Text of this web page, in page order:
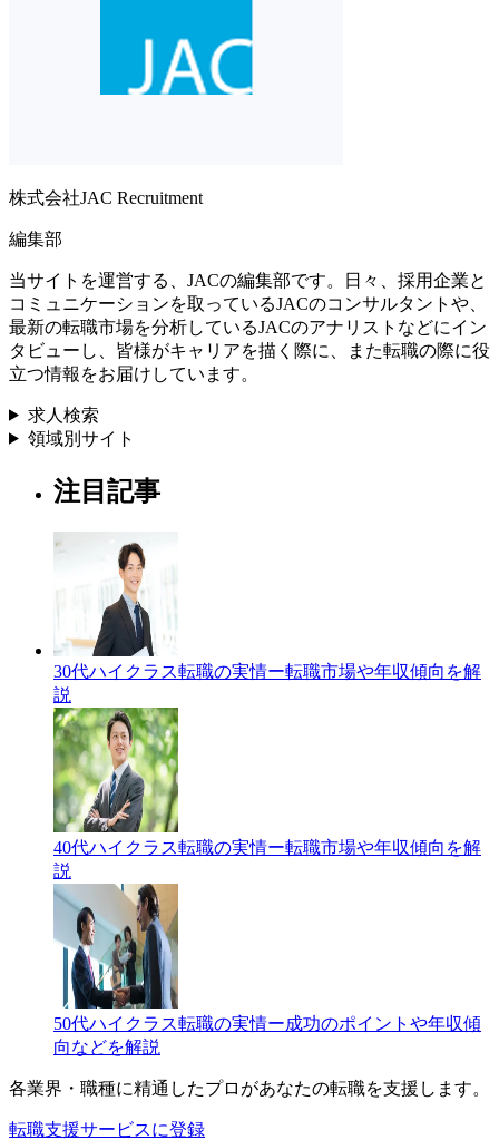
株式会社JAC Recruitment
編集部
当サイトを運営する、JACの編集部です。日々、採用企業と
コミュニケーションを取っているJACのコンサルタントや、
最新の転職市場を分析しているJACのアナリストなどにイン
タビューし、皆様がキャリアを描く際に、また転職の際に役
立つ情報をお届けしています。
求人検索
領域別サイト
注目記事
30代ハイクラス転職の実情ー転職市場や年収傾向を解
説
40代ハイクラス転職の実情ー転職市場や年収傾向を解
説
50代ハイクラス転職の実情ー成功のポイントや年収傾
向などを解説
各業界・職種に精通したプロがあなたの転職を支援します。
転職支援サービスに登録